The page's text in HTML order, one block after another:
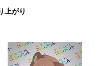
上がり